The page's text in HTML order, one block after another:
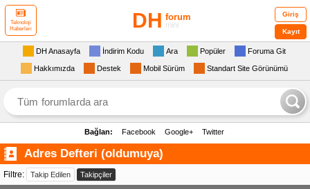
Teknoloji
Haberleri
DH forum
mini
Giriş
Kayıt
DH Anasayfa İndirim Kodu Ara Popüler Foruma Git
Hakkımızda Destek Mobil Sürüm Standart Site Görünümü
Bağlan: Facebook Google+ Twitter
Adres Defteri (oldumuya)
Filtre: Takip Edilen Takipçiler